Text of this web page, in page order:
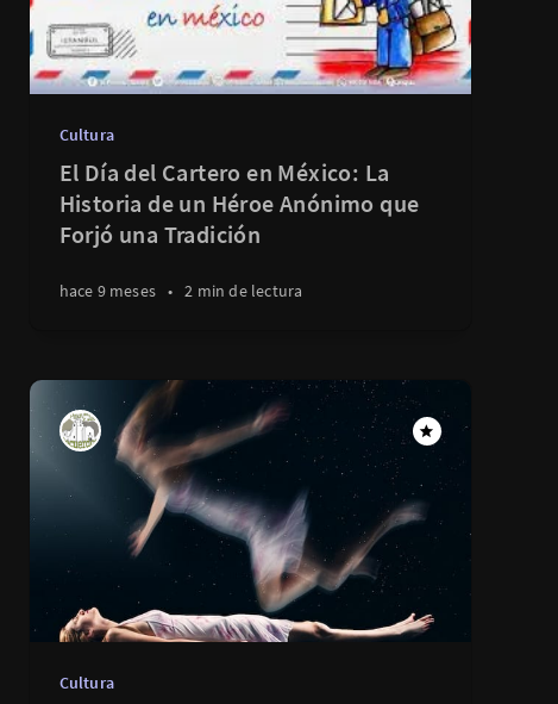
Cultura
El Día del Cartero en México: La
Historia de un Héroe Anónimo que
Forjó una Tradición
hace 9 meses • 2 min de lectura
Cultura